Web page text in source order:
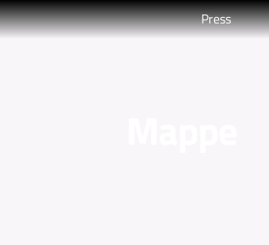
Press